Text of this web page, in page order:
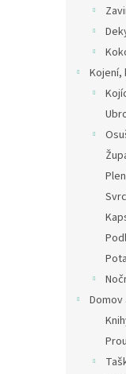
Kojení,